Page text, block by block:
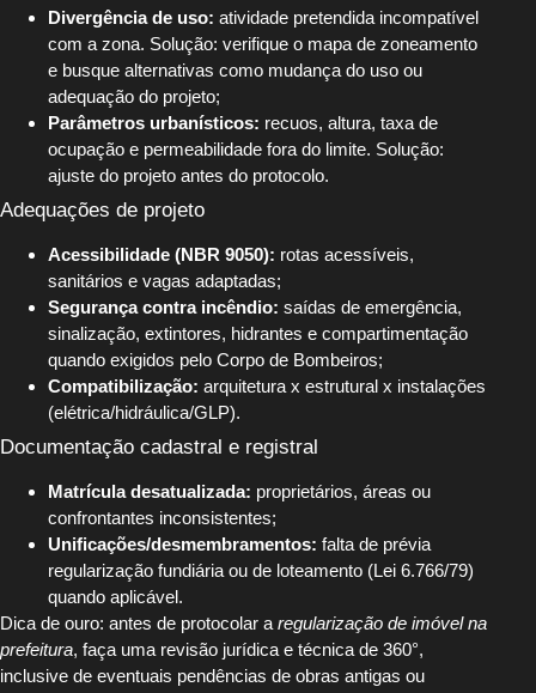
Divergência de uso: atividade pretendida incompatível
com a zona. Solução: verifique o mapa de zoneamento
e busque alternativas como mudança do uso ou
adequação do projeto;
Parâmetros urbanísticos: recuos, altura, taxa de
ocupação e permeabilidade fora do limite. Solução:
ajuste do projeto antes do protocolo.
Adequações de projeto
Acessibilidade (NBR 9050): rotas acessíveis,
sanitários e vagas adaptadas;
Segurança contra incêndio: saídas de emergência,
sinalização, extintores, hidrantes e compartimentação
quando exigidos pelo Corpo de Bombeiros;
Compatibilização: arquitetura x estrutural x instalações
(elétrica/hidráulica/GLP).
Documentação cadastral e registral
Matrícula desatualizada: proprietários, áreas ou
confrontantes inconsistentes;
Unificações/desmembramentos: falta de prévia
regularização fundiária ou de loteamento (Lei 6.766/79)
quando aplicável.
Dica de ouro: antes de protocolar a regularização de imóvel na
prefeitura, faça uma revisão jurídica e técnica de 360°,
inclusive de eventuais pendências de obras antigas ou